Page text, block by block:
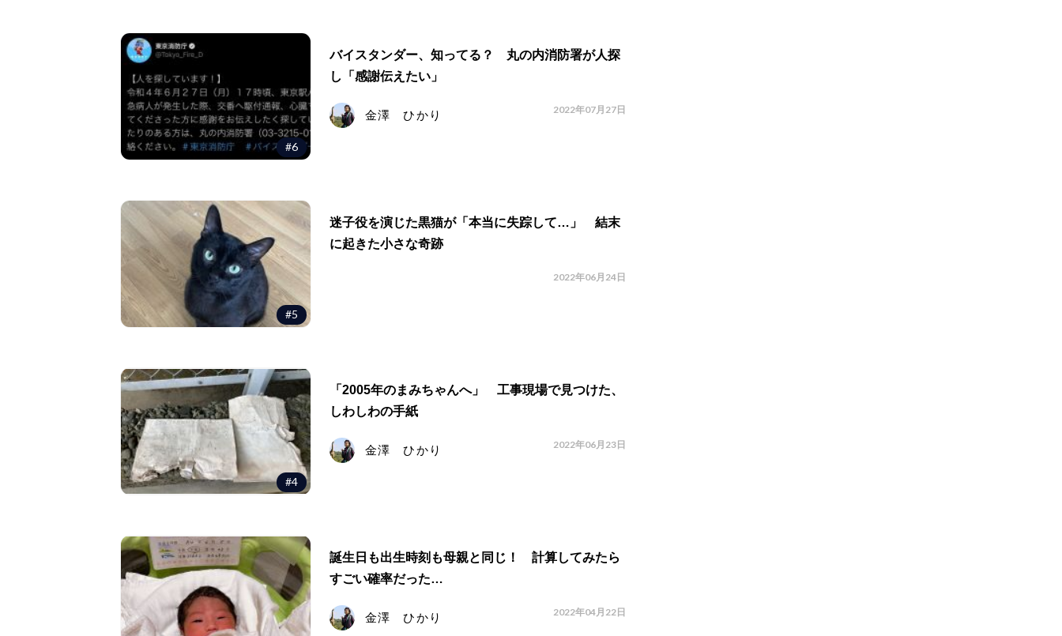
#6
バイスタンダー、知ってる？ 丸の内消防署が人探
し「感謝伝えたい」
金澤 ひかり 2022年07月27日
#5
迷子役を演じた黒猫が「本当に失踪して…」 結末
に起きた小さな奇跡
2022年06月24日
#4
「2005年のまみちゃんへ」 工事現場で見つけた、
しわしわの手紙
金澤 ひかり 2022年06月23日
誕生日も出生時刻も母親と同じ！ 計算してみたら
すごい確率だった…
金澤 ひかり 2022年04月22日